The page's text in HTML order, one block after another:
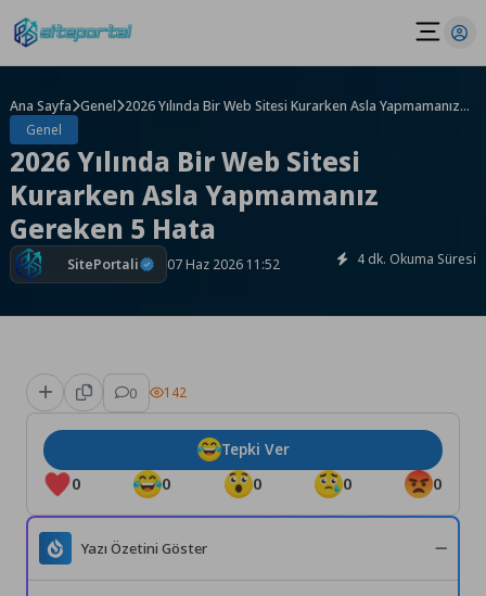
to
content
Ana Sayfa Genel 2026 Yılında Bir Web Sitesi Kurarken Asla Yapmamanız
Genel
2026 Yılında Bir Web Sitesi
Kurarken Asla Yapmamanız
Gereken 5 Hata
SitePortali 07 Haz 2026 11:52 4 dk. Okuma Süresi
0 142
0 0 0 0 0
Tepki Ver
Yazı Özetini Göster